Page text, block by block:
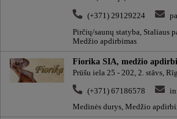
(+371) 29129224
Pirčių/saunų statyba, Staliaus
Medžio apdirbimas
Fiorika SIA, medžio
Prūšu iela 25 - 202, 2. stāvs,
(+371) 67186578
Medinės durys, Medžio